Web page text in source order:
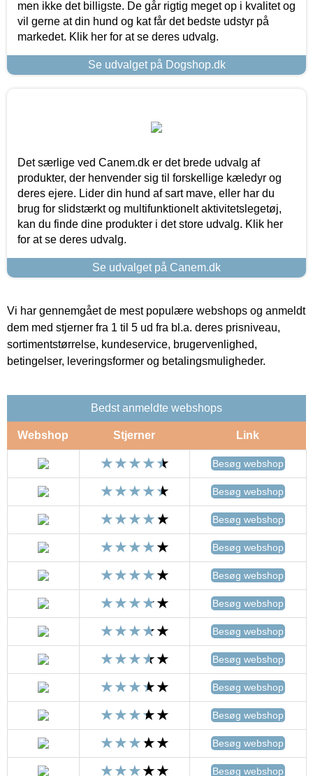
men ikke det billigste. De går rigtig meget op i kvalitet og
vil gerne at din hund og kat får det bedste udstyr på
markedet. Klik her for at se deres udvalg.
Se udvalget på Dogshop.dk
Det særlige ved Canem.dk er det brede udvalg af
produkter, der henvender sig til forskellige kæledyr og
deres ejere. Lider din hund af sart mave, eller har du
brug for slidstærkt og multifunktionelt aktivitetslegetøj,
kan du finde dine produkter i det store udvalg. Klik her
for at se deres udvalg.
Se udvalget på Canem.dk
Vi har gennemgået de mest populære webshops og anmeldt
dem med stjerner fra 1 til 5 ud fra bl.a. deres prisniveau,
sortimentstørrelse, kundeservice, brugervenlighed,
betingelser, leveringsformer og betalingsmuligheder.
Bedst anmeldte webshops
Webshop Stjerner Link
Besøg webshop
Besøg webshop
Besøg webshop
Besøg webshop
Besøg webshop
Besøg webshop
Besøg webshop
Besøg webshop
Besøg webshop
Besøg webshop
Besøg webshop
Besøg webshop